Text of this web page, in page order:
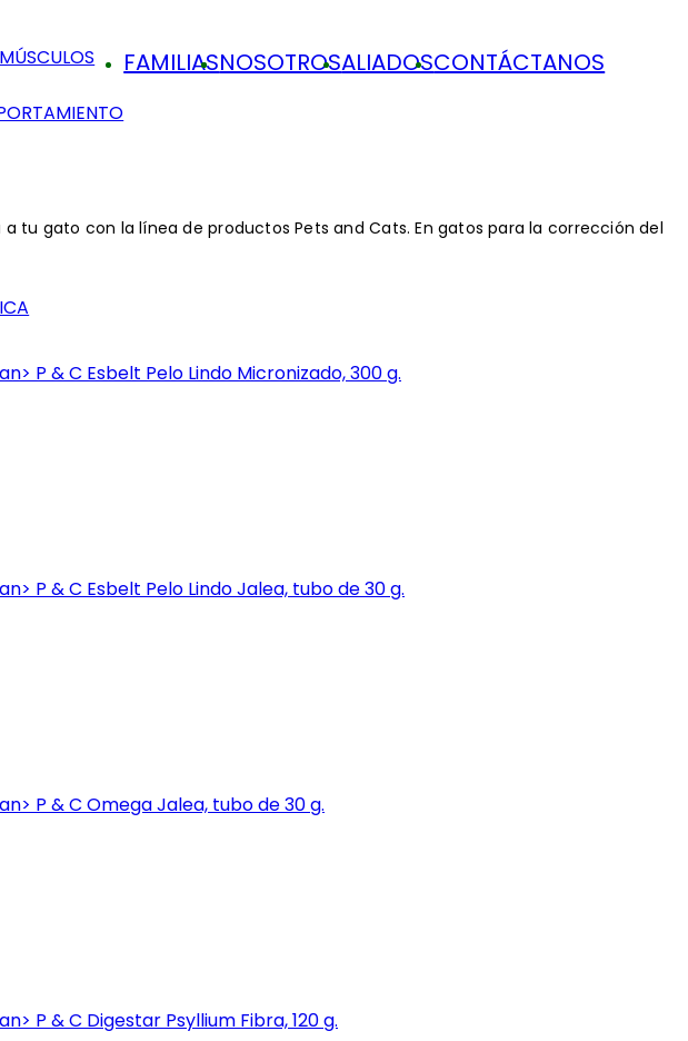
FAMILIASNOSOTROSALIADOSCONTÁCTANOS
tu gato con la línea de productos Pets and Cats. En gatos para la corrección del